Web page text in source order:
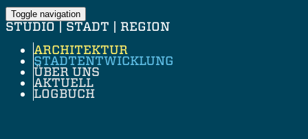
Toggle navigation
STUDIO | STADT | REGION
ARCHITEKTUR
STADTENTWICKLUNG
ÜBER UNS
AKTUELL
LOGBUCH